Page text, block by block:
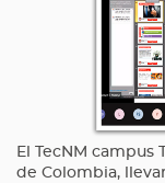
El TecNM campus
de Colombia,